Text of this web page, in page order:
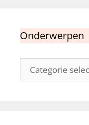
Onderwerpen
Onderwerpen